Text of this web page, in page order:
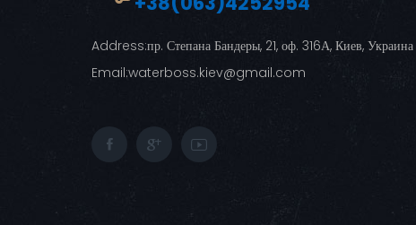
Address:пр. Степана Бандеры, 21, оф. 316А, Киев, Украина
Email:waterboss.kiev@gmail.com